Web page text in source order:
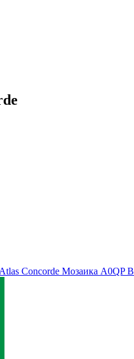
Atlas Concorde Мозаика A0QP